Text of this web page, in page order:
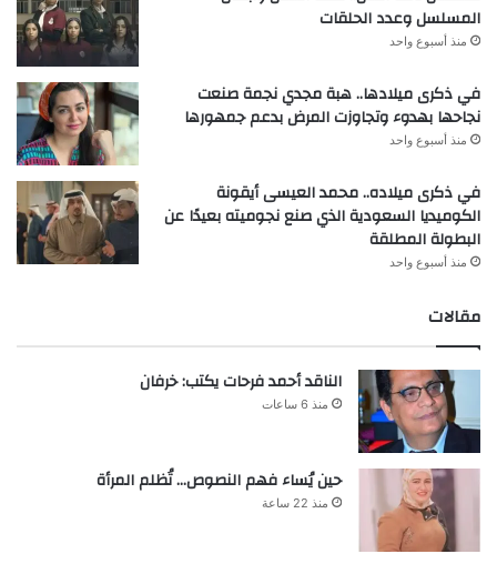
المسلسل وعدد الحلقات
منذ أسبوع واحد
في ذكرى ميلادها.. هبة مجدي نجمة صنعت
نجاحها بهدوء وتجاوزت المرض بدعم جمهورها
منذ أسبوع واحد
في ذكرى ميلاده.. محمد العيسى أيقونة
الكوميديا السعودية الذي صنع نجوميته بعيدًا عن
البطولة المطلقة
منذ أسبوع واحد
مقالات
الناقد أحمد فرحات يكتب: خرفان
منذ 6 ساعات
حين يُساء فهم النصوص… تُظلم المرأة
منذ 22 ساعة